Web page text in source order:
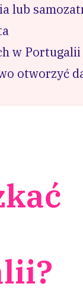
lub
w
otworzyć